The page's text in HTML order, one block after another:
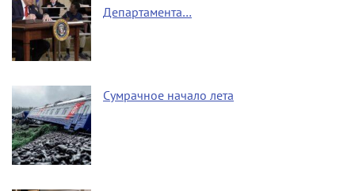
Департамента…
Сумрачное начало лета